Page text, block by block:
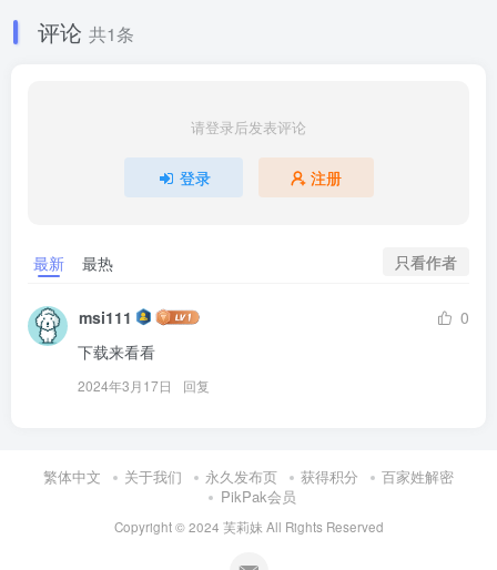
评论 共1条
请登录后发表评论
登录 注册
最新 最热 只看作者
msi111
0
下载来看看
2024年3月17日 回复
繁体中文 关于我们 永久发布页 获得积分
百家姓解密
PikPak会员
Copyright © 2024 芙莉妹 All Rights Reserved